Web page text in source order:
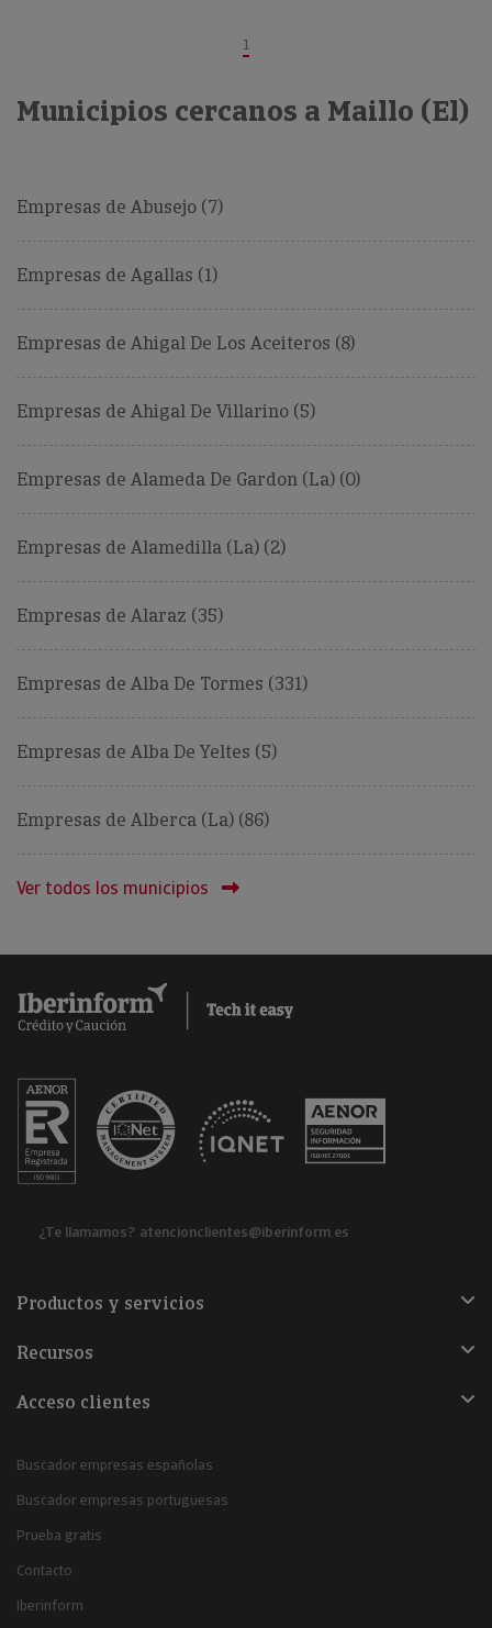
1
Municipios cercanos a Maillo (El)
Empresas de Abusejo (7)
Empresas de Agallas (1)
Empresas de Ahigal De Los Aceiteros (8)
Empresas de Ahigal De Villarino (5)
Empresas de Alameda De Gardon (La) (0)
Empresas de Alamedilla (La) (2)
Empresas de Alaraz (35)
Empresas de Alba De Tormes (331)
Empresas de Alba De Yeltes (5)
Empresas de Alberca (La) (86)
Ver todos los municipios
¿Te llamamos? atencionclientes@iberinform.es
Productos y servicios
Recursos
Acceso clientes
Buscador empresas españolas
Buscador empresas portuguesas
Prueba gratis
Contacto
Iberinform